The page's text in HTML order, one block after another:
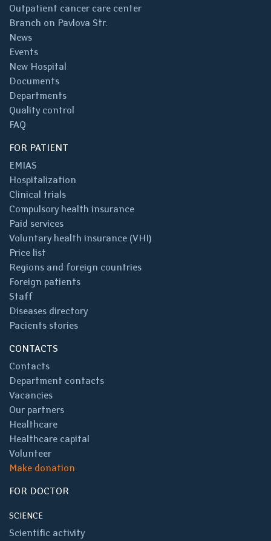
Outpatient cancer care center
Branch on Pavlova Str.
News
Events
New Hospital
Documents
Departments
Quality control
FAQ
FOR PATIENT
EMIAS
Hospitalization
Clinical trials
Compulsory health insurance
Paid services
Voluntary health insurance (VHI)
Price list
Regions and foreign countries
Foreign patients
Staff
Diseases directory
Pacients stories
CONTACTS
Contacts
Department contacts
Vacancies
Our partners
Healthcare
Healthcare capital
Volunteer
Make donation
FOR DOCTOR
SCIENCE
Scientific activity